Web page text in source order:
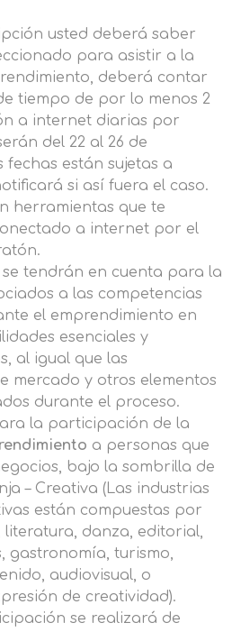
usted deberá saber
para asistir a la
deberá contar
tiempo de por lo menos 2
a internet diarias por
del 22 al 26 de
fechas están sujetas a
si así fuera el caso.
herramientas que te
a internet por el
se tendrán en cuenta para la
a las competencias
el emprendimiento en
esenciales y
al igual que las
mercado y otros elementos
durante el proceso.
la participación de la
a personas que
bajo la sombrilla de
– Creativa (Las industrias
están compuestas por
literatura, danza, editorial,
gastronomía, turismo,
audiovisual, o
de creatividad).
se realizará de